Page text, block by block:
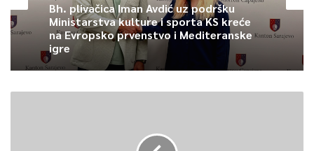
Bh. plivačica Iman Avdić uz podršku
Ministarstva kulture i sporta KS kreće
na Evropsko prvenstvo i Mediteranske
igre